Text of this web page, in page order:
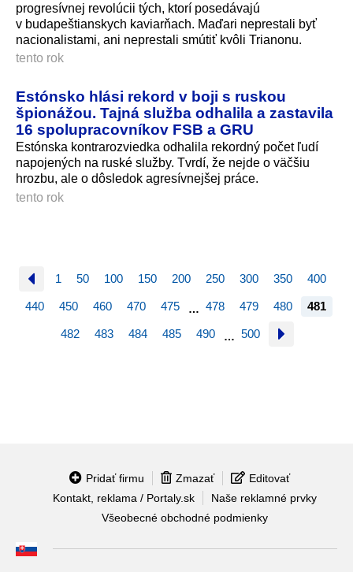
progresívnej revolúcii tých, ktorí posedávajú
v budapeštianskych kaviarňach. Maďari neprestali byť
nacionalistami, ani neprestali smútiť kvôli Trianonu.
tento rok
Estónsko hlási rekord v boji s ruskou
špionážou. Tajná služba odhalila a zastavila
16 spolupracovníkov FSB a GRU
Estónska kontrarozviedka odhalila rekordný počet ľudí
napojených na ruské služby. Tvrdí, že nejde o väčšiu
hrozbu, ale o dôsledok agresívnejšej prá­ce.
tento rok
1 50 100 150 200 250 300 350 400
440 450 460 470 475 … 478 479 480 481
482 483 484 485 490 … 500
Pridať firmu Zmazať
Editovať
Kontakt, reklama / Portaly.sk
Naše reklamné prvky
Všeobecné obchodné podmienky